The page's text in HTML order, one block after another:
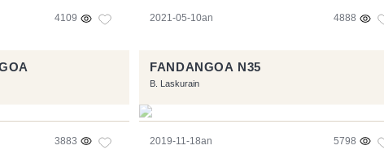
4109 2021-05-10an 4888
3883
FANDANGOA N35
B. Laskurain
2019-11-18an 5798